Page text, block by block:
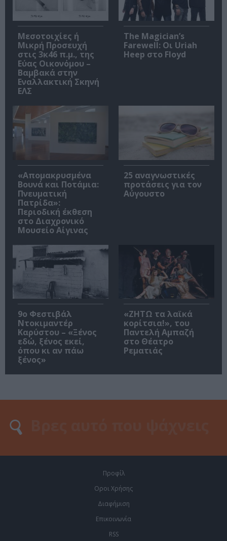
Μεσοτοιχίες ή
Μικρή Προσευχή
στις 3κ46 π.μ., της
Εύας Οικονόμου –
Βαμβακά στην
Εναλλακτική Σκηνή
ΕΛΣ
The Magician’s
Farewell: Οι Uriah
Heep στο Floyd
«Απομακρυσμένα
Βουνά και Ποτάμια:
Πνευματική
Πατρίδα»:
Περιοδική έκθεση
στο Διαχρονικό
Μουσείο Αίγινας
25 αναγνωστικές
προτάσεις για τον
Αύγουστο
9ο Φεστιβάλ
Ντοκιμαντέρ
Καρύστου – «Ξένος
εδώ, ξένος εκεί,
όπου κι αν πάω
ξένος»
«ΖΗΤΩ τα λαϊκά
κορίτσια!», του
Παντελή Αμπαζή
στο Θέατρο
Ρεματιάς
Προφίλ
Οροι Χρήσης
Διαφήμιση
Επικοινωνία
RSS